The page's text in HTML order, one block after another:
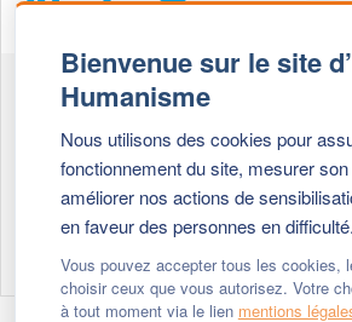
Bienvenue sur le site
Humanisme
Nous utilisons des cookies pour
fonctionnement du site, mesurer
améliorer nos actions de
en faveur des personnes en difficulté.
Vous pouvez accepter tous les cookies,
choisir ceux que vous autorisez. Votre
à tout moment via le lien mentions
69647 Caluire et Cuire cedex
+ 33 (0)4 72 27 42 58